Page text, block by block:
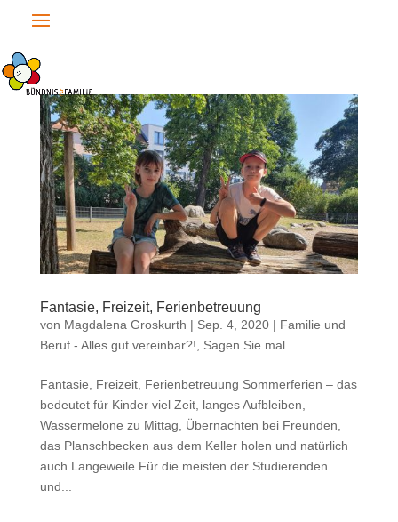
Fantasie, Freizeit, Ferienbetreuung
von Magdalena Groskurth | Sep. 4, 2020| Familie und
Beruf - Alles gut vereinbar?!
Sagen Sie mal…
Fantasie, Freizeit, Ferienbetreuung Sommerferien – das
bedeutet für Kinder viel Zeit, langes Aufbleiben,
Wassermelone zu Mittag, Übernachten bei Freunden,
das Planschbecken aus dem Keller holen und natürlich
auch Langeweile.Für die meisten der Studierenden
und...